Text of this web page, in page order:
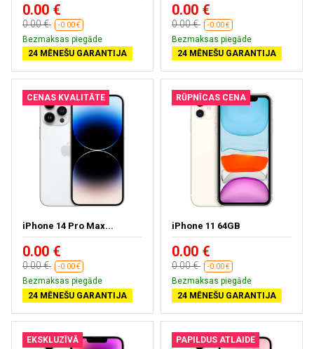
0.00 €
0.00 € -0.00 €
Bezmaksas piegāde
24 MĒNEŠU GARANTIJA
0.00 €
0.00 € -0.00 €
Bezmaksas piegāde
24 MĒNEŠU GARANTIJA
CENAS KVALITĀTE
iPhone 14 Pro Max...
0.00 €
0.00 € -0.00 €
Bezmaksas piegāde
24 MĒNEŠU GARANTIJA
RŪPNĪCAS CENA
iPhone 11 64GB
0.00 €
0.00 € -0.00 €
Bezmaksas piegāde
24 MĒNEŠU GARANTIJA
EKSKLUZĪVĀ PAPILDUS ATLAIDE